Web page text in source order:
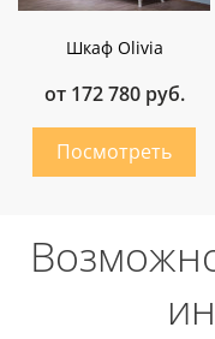
Шкаф Olivia
от 172 780 руб.